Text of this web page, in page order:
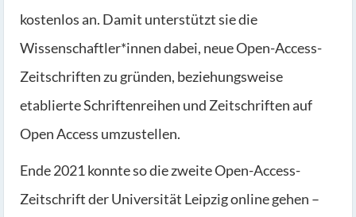
kostenlos an. Damit unterstützt sie die
Wissenschaftler*innen dabei, neue Open-Access-
Zeitschriften zu gründen, beziehungsweise
etablierte Schriftenreihen und Zeitschriften auf
Open Access umzustellen.
Ende 2021 konnte so die zweite Open-Access-
Zeitschrift der Universität Leipzig online gehen –